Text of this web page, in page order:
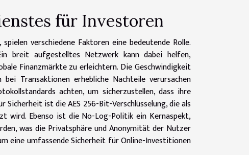
für Investoren
verschiedene Faktoren eine bedeutende Rolle.
breit aufgestelltes Netzwerk kann dabei helfen,
Finanzmärkte zu erleichtern. Die Geschwindigkeit
Transaktionen erhebliche Nachteile verursachen
achten, um sicherzustellen, dass ihre
ist die AES 256-Bit-Verschlüsselung, die als
wird. Ebenso ist die No-Log-Politik ein Kernaspekt,
was die Privatsphäre und Anonymität der Nutzer
eine umfassende Sicherheit für Online-Investitionen